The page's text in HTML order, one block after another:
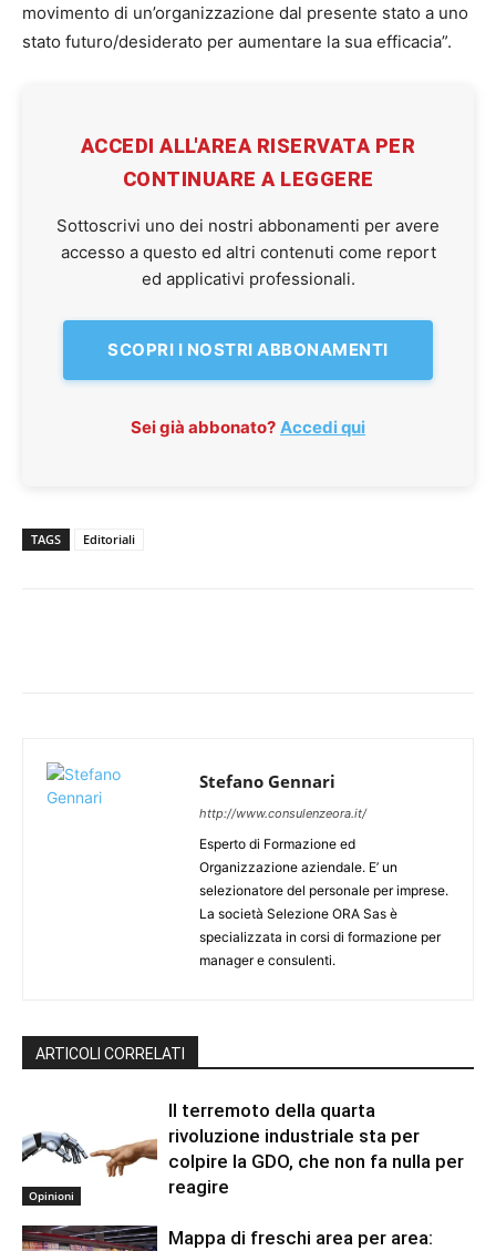
movimento di un’organizzazione dal presente stato a uno
stato futuro/desiderato per aumentare la sua efficacia”.
ACCEDI ALL'AREA RISERVATA PER
CONTINUARE A LEGGERE
Sottoscrivi uno dei nostri abbonamenti per avere
accesso a questo ed altri contenuti come report
ed applicativi professionali.
SCOPRI I NOSTRI ABBONAMENTI
Sei già abbonato? Accedi qui
TAGS Editoriali
Stefano Gennari
http://www.consulenzeora.it/
Esperto di Formazione ed
Organizzazione aziendale. E’ un
selezionatore del personale per imprese.
La società Selezione ORA Sas è
specializzata in corsi di formazione per
manager e consulenti.
ARTICOLI CORRELATI
Opinioni
Il terremoto della quarta
rivoluzione industriale sta per
colpire la GDO, che non fa nulla per
reagire
Mappa di freschi area per area: